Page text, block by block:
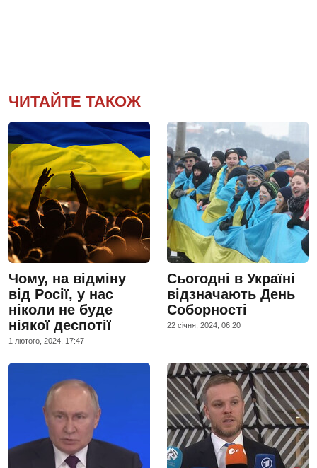
ЧИТАЙТЕ ТАКОЖ
Чому, на відміну
від Росії, у нас
ніколи не буде
ніякої деспотії
1 лютого, 2024, 17:47
Сьогодні в Україні
відзначають День
Соборності
22 сiчня, 2024, 06:20